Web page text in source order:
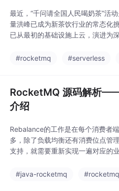
最近，“千问请全国人民喝奶茶”活
量洪峰已成为新茶饮行业的常态化
已从最初的基础设施上云，演进为
的深度实践，正是这种演进的代表
#rocketmq #serverless
RocketMQ 源码解析
介绍
Rebalance的工作是在每个消费者
多，除了负载均衡还有消费位点管
支持，就需要重新实现一遍对应的
roker端，减少客户端的负担，使
#java-rocketmq #rocketmq